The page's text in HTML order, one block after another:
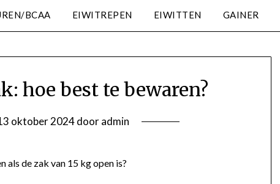
BCAA EIWITREPEN EIWITTEN GAINER
hoe best te bewaren?
oktober 2024dooradmin
als de zak van 15 kg open is?